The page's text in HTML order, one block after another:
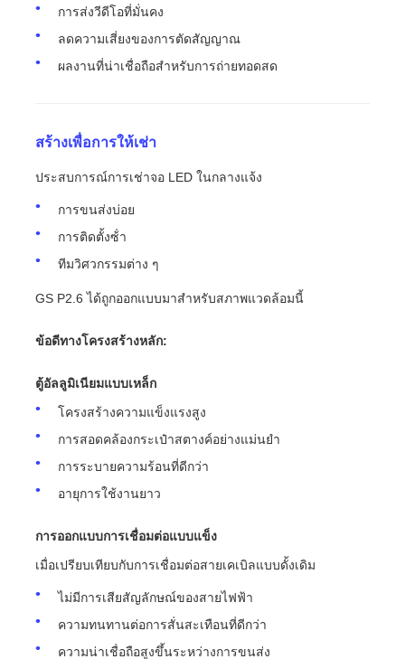
การส่งวีดีโอที่มั่นคง
ลดความเสี่ยงของการตัดสัญญาณ
ผลงานที่น่าเชื่อถือสําหรับการถ่ายทอดสด
สร้างเพื่อการให้เช่า
ประสบการณ์การเช่าจอ LED ในกลางแจ้ง
การขนส่งบ่อย
การติดตั้งซ้ํา
ทีมวิศวกรรมต่าง ๆ
GS P2.6 ได้ถูกออกแบบมาสําหรับสภาพแวดล้อมนี้
ข้อดีทางโครงสร้างหลัก:
ตู้อัลลูมิเนียมแบบเหล็ก
โครงสร้างความแข็งแรงสูง
การสอดคล้องกระเป๋าสตางค์อย่างแม่นยํา
การระบายความร้อนที่ดีกว่า
อายุการใช้งานยาว
การออกแบบการเชื่อมต่อแบบแข็ง
เมื่อเปรียบเทียบกับการเชื่อมต่อสายเคเบิลแบบดั้งเดิม
ไม่มีการเสียสัญลักษณ์ของสายไฟฟ้า
ความทนทานต่อการสั่นสะเทือนที่ดีกว่า
ความน่าเชื่อถือสูงขึ้นระหว่างการขนส่ง